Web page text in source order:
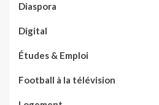
Diaspora
Digital
Études & Emploi
Football à la télévision